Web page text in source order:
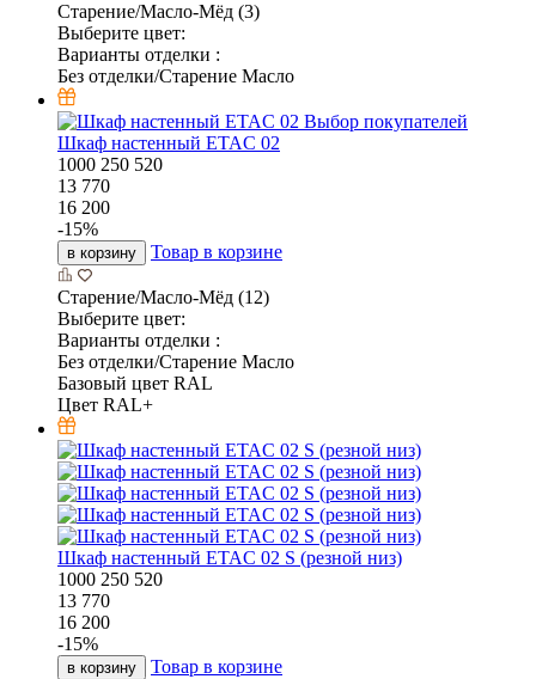
Старение/Масло-Мёд (3)
Выберите цвет:
Варианты отделки :
Без отделки/Старение Масло
Выбор покупателей
Шкаф настенный ETAC 02
1000 250 520
13 770
16 200
-15%
в корзину Товар в корзине
Старение/Масло-Мёд (12)
Выберите цвет:
Варианты отделки :
Без отделки/Старение Масло
Базовый цвет RAL
Цвет RAL+
Шкаф настенный ETAC 02 S (резной низ)
1000 250 520
13 770
16 200
-15%
в корзину Товар в корзине